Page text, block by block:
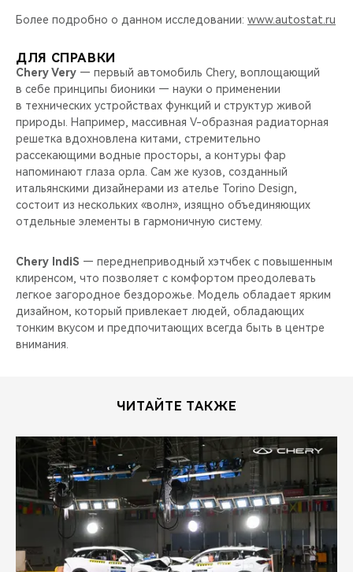
Более подробно о данном исследовании: www.autostat.ru
ДЛЯ СПРАВКИ
Chery Very — первый автомобиль Chery, воплощающий
в себе принципы бионики — науки о применении
в технических устройствах функций и структур живой
природы. Например, массивная V-образная радиаторная
решетка вдохновлена китами, стремительно
рассекающими водные просторы, а контуры фар
напоминают глаза орла. Сам же кузов, созданный
итальянскими дизайнерами из ателье Torino Design,
состоит из нескольких «волн», изящно объединяющих
отдельные элементы в гармоничную систему.
Chery IndiS — переднеприводный хэтчбек с повышенным
клиренсом, что позволяет с комфортом преодолевать
легкое загородное бездорожье. Модель обладает ярким
дизайном, который привлекает людей, обладающих
тонким вкусом и предпочитающих всегда быть в центре
внимания.
ЧИТАЙТЕ ТАКЖЕ